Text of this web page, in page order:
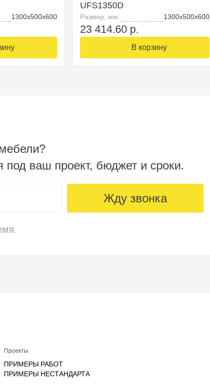
1300х500х600
UFS1350D
Размер, мм: 1300х500х600
23 414.60 р.
В корзину
ваш проект, бюджет и сроки.
Жду звонка
Проекты
ПРИМЕРЫ РАБОТ
ПРИМЕРЫ НЕСТАНДАРТА